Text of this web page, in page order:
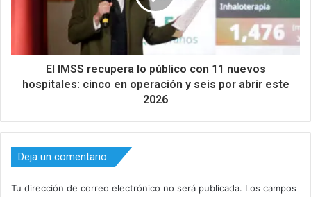
El IMSS recupera lo público con 11 nuevos
hospitales: cinco en operación y seis por abrir este
2026
Deja un comentario
Tu dirección de correo electrónico no será publicada. Los campos